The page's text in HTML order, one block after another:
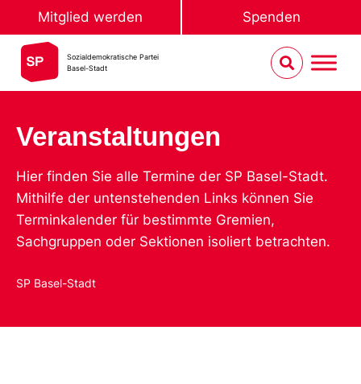
Mitglied werden Spenden
Sozialdemokratische Partei
Basel-Stadt
Veranstaltungen
Hier finden Sie alle Termine der SP Basel-Stadt.
Mithilfe der untenstehenden Links können Sie
Terminkalender für bestimmte Gremien,
Sachgruppen oder Sektionen isoliert betrachten.
SP Basel-Stadt